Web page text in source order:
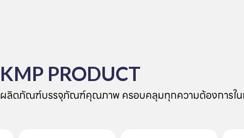
KMP PRODUCT
ผลิตภัณฑ์บรรจุภัณฑ์คุณภาพ ครอบคลุมทุกความต้องการใน